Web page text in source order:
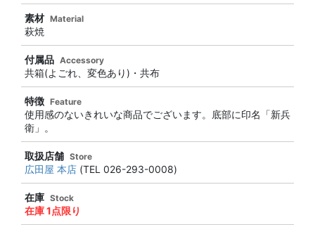
素材 Material
萩焼
付属品 Accessory
共箱(よごれ、変色あり)・共布
特徴 Feature
使用感のないきれいな商品でございます。底部に印名「新兵
衛」。
取扱店舗 Store
広田屋 本店 (TEL 026-293-0008)
在庫 Stock
在庫 1点限り